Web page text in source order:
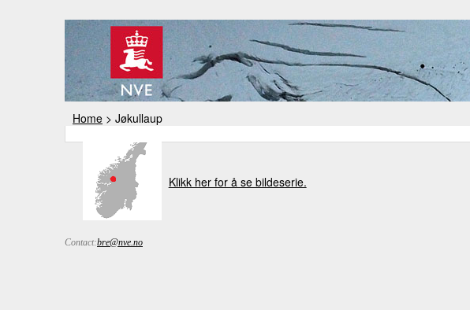
Home > Jøkullaup
Klikk her for å se bildeserie.
Contact:bre@nve.no